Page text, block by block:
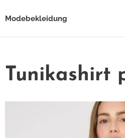
Modebekleidung
Tunikashirt